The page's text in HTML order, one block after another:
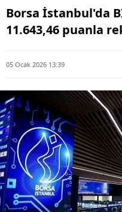
Borsa İstanbul'da
11.643,46 puanla
05 Ocak 2026 13:39